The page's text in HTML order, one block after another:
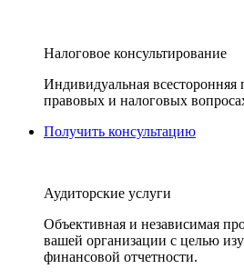
Налоговое консультирование
Индивидуальная
правовых и налоговых
Получить консультацию
Аудиторские услуги
Объективная и независимая
вашей организации с целью
финансовой отчетности.